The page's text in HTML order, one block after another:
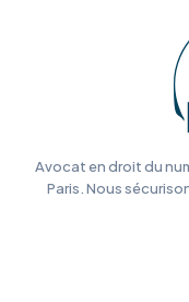
Avocat en droit du
Paris. Nous